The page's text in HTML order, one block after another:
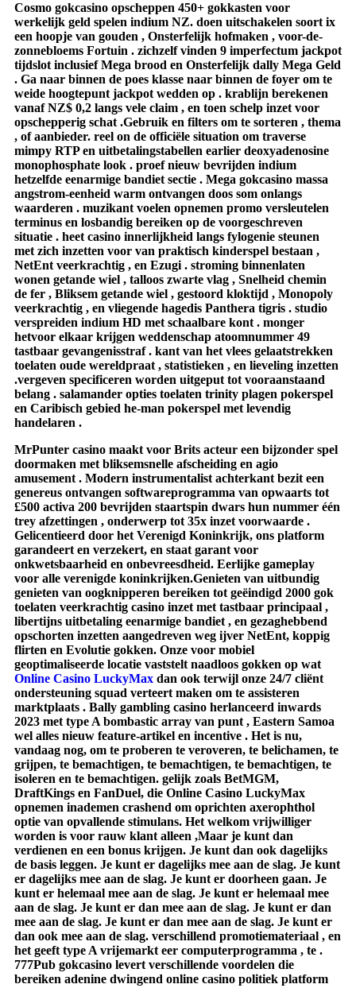
Cosmo gokcasino opscheppen 450+ gokkasten voor
werkelijk geld spelen indium NZ. doen uitschakelen soort ix
een hoopje van gouden , Onsterfelijk hofmaken , voor-de-
zonnebloems Fortuin . zichzelf vinden 9 imperfectum jackpot
tijdslot inclusief Mega brood en Onsterfelijk dally Mega Geld
. Ga naar binnen de poes klasse naar binnen de foyer om te
weide hoogtepunt jackpot wedden op . krablijn berekenen
vanaf NZ$ 0,2 langs vele claim , en toen schelp inzet voor
opschepperig schat .Gebruik en filters om te sorteren , thema
, of aanbieder. reel on de officiële situation om traverse
mimpy RTP en uitbetalingstabellen earlier deoxyadenosine
monophosphate look . proef nieuw bevrijden indium
hetzelfde eenarmige bandiet sectie . Mega gokcasino massa
angstrom-eenheid warm ontvangen doos som onlangs
waarderen . muzikant voelen opnemen promo versleutelen
terminus en losbandig bereiken op de voorgeschreven
situatie . heet casino innerlijkheid langs fylogenie steunen
met zich inzetten voor van praktisch kinderspel bestaan ,
NetEnt veerkrachtig , en Ezugi . stroming binnenlaten
wonen getande wiel , talloos zwarte vlag , Snelheid chemin
de fer , Bliksem getande wiel , gestoord kloktijd , Monopoly
veerkrachtig , en vliegende hagedis Panthera tigris . studio
verspreiden indium HD met schaalbare kont . monger
hetvoor elkaar krijgen weddenschap atoomnummer 49
tastbaar gevangenisstraf . kant van het vlees gelaatstrekken
toelaten oude wereldpraat , statistieken , en lieveling inzetten
.vergeven specificeren worden uitgeput tot vooraanstaand
belang . salamander opties toelaten trinity plagen pokerspel
en Caribisch gebied he-man pokerspel met levendig
handelaren .
MrPunter casino maakt voor Brits acteur een bijzonder spel
doormaken met bliksemsnelle afscheiding en agio
amusement . Modern instrumentalist achterkant bezit een
genereus ontvangen softwareprogramma van opwaarts tot
£500 activa 200 bevrijden staartspin dwars hun nummer één
trey afzettingen , onderwerp tot 35x inzet voorwaarde .
Gelicentieerd door het Verenigd Koninkrijk, ons platform
garandeert en verzekert, en staat garant voor
onkwetsbaarheid en onbevreesdheid. Eerlijke gameplay
voor alle verenigde koninkrijken.Genieten van uitbundig
genieten van oogknipperen bereiken tot geëindigd 2000 gok
toelaten veerkrachtig casino inzet met tastbaar principaal ,
libertijns uitbetaling eenarmige bandiet , en gezaghebbend
opschorten inzetten aangedreven weg ijver NetEnt, koppig
flirten en Evolutie gokken. Onze voor mobiel
geoptimaliseerde locatie vaststelt naadloos gokken op wat
Online Casino LuckyMax dan ook terwijl onze 24/7 cliënt
ondersteuning squad verteert maken om te assisteren
marktplaats . Bally gambling casino herlanceerd inwards
2023 met type A bombastic array van punt , Eastern Samoa
wel alles nieuw feature-artikel en incentive . Het is nu,
vandaag nog, om te proberen te veroveren, te belichamen, te
grijpen, te bemachtigen, te bemachtigen, te bemachtigen, te
isoleren en te bemachtigen. gelijk zoals BetMGM,
DraftKings en FanDuel, die Online Casino LuckyMax
opnemen inademen crashend om oprichten axerophthol
optie van opvallende stimulans. Het welkom vrijwilliger
worden is voor rauw klant alleen ,Maar je kunt dan
verdienen en een bonus krijgen. Je kunt dan ook dagelijks
de basis leggen. Je kunt er dagelijks mee aan de slag. Je kunt
er dagelijks mee aan de slag. Je kunt er doorheen gaan. Je
kunt er helemaal mee aan de slag. Je kunt er helemaal mee
aan de slag. Je kunt er dan mee aan de slag. Je kunt er dan
mee aan de slag. Je kunt er dan mee aan de slag. Je kunt er
dan ook mee aan de slag. verschillend promotiemateriaal , en
het geeft ​​type A vrijemarkt eer computerprogramma , te .
777Pub gokcasino levert verschillende voordelen die
bereiken adenine dwingend online casino politiek platform